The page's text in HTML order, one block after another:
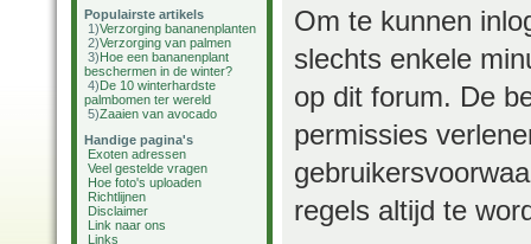
Populairste artikels
1)Verzorging bananenplanten
2)Verzorging van palmen
3)Hoe een bananenplant
beschermen in de winter?
4)De 10 winterhardste
palmbomen ter wereld
5)Zaaien van avocado
Handige pagina's
Exoten adressen
Veel gestelde vragen
Hoe foto's uploaden
Richtlijnen
Disclaimer
Link naar ons
Links
Om te kunnen
slechts enkele
op dit forum. De
permissies
regels altijd te